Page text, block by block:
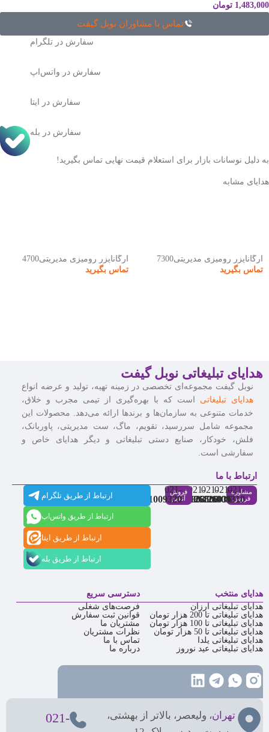
1,483,000 تومان
تماس با مشاوران نوبل گیفت
سفارش در تلگرام
سفارش در واتس‌اپ
سفارش در ایتا
سفارش در بله
به دلیل نوسانات بازار برای استعلام قیمت نهایی تماس بگیرید!
هدایای مشابه
ارگانایزر رومیزی مدیریتی7300
تماس بگیرید
ارگانایزر رومیزی مدیریتی4700
تماس بگیرید
هدایای تبلیغاتی نوبل گیفت
نوبل گیفت مجموعه‌ای تخصصی در زمینه تهیه، تولید و عرضه انواع
هدایای تبلیغاتی است که با بهره‌گیری از تیمی مجرب و خلاق،
خدمات متنوعی به سازمان‌ها و برندها ارائه می‌دهد. محصولات این
مجموعه شامل سررسید، تقویم، ماگ، ست مدیریتی، پاوربانک،
فلش، خودکار، صنایع دستی تبلیغاتی و دیگر هدایای خاص و
سفارشی است.
ارتباط با ما
مشاوره
فروش
021-
91009310
021-
86126036
021-
86126506
021-
88537803
فروش
آنلاین
021-
91009320
ارتباط از طریق تلگرام
ارتباط از طریق واتس‌اپ
ارتباط از طریق ایتا
ارتباط از طریق بله
هدایای منتخب
هدایای تبلیغاتی ارزان
هدایای تبلیغاتی تا 200 هزار تومان
هدایای تبلیغاتی تا 100 هزار تومان
هدایای تبلیغاتی تا 50 هزار تومان
هدایای تبلیغاتی یلدا
هدایای تبلیغاتی عید نوروز
دسترسی سریع
فرصت‌های شغلی
قوانین ثبت سفارش
مشتریان ما
نظرات مشتریان
تماس با ما
درباره ما
تهران، ولیعصر، بالاتر از بهشتی،
021-